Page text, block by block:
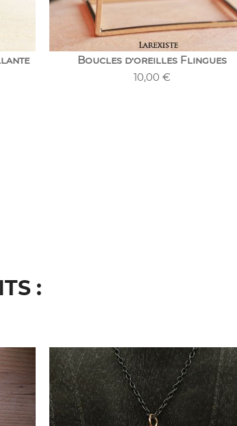
Boucles d’oreilles Flingues
10,00 €
: